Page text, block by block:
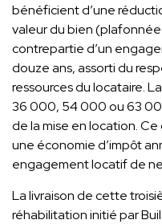
bénéficient d’une
valeur du bien
contrepartie d’un
douze ans, assorti du
ressources du locataire.
36 000, 54 000 ou 63
de la mise en location.
une économie d’impôt
engagement locatif de
La livraison de cette
réhabilitation initié par